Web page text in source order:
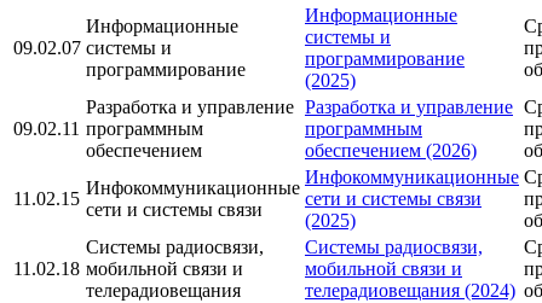
09.02.07
Информационные
системы и
программирование
Информационные
системы и
программирование
(2025)
09.02.11
Разработка и управление
программным
обеспечением
Разработка и управление
программным
обеспечением (2026)
11.02.15
Инфокоммуникационные
сети и системы связи
Инфокоммуникационные
сети и системы связи
(2025)
11.02.18
Системы радиосвязи,
мобильной связи и
телерадиовещания
Системы радиосвязи,
мобильной связи и
телерадиовещания (2024)